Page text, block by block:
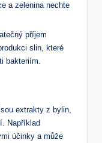
a zelenina nechte
příjem
slin, které
bakteriím.
extrakty z bylin,
Například
účinky a může